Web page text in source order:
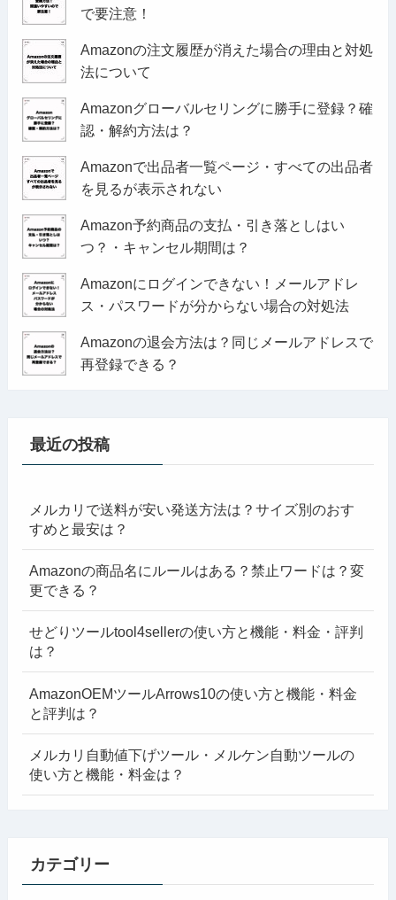
で要注意！
Amazonの注文履歴が消えた場合の理由と対処
法について
Amazonグローバルセリングに勝手に登録？確
認・解約方法は？
Amazonで出品者一覧ページ・すべての出品者
を見るが表示されない
Amazon予約商品の支払・引き落としはい
つ？・キャンセル期間は？
Amazonにログインできない！メールアドレ
ス・パスワードが分からない場合の対処法
Amazonの退会方法は？同じメールアドレスで
再登録できる？
最近の投稿
メルカリで送料が安い発送方法は？サイズ別のおす
すめと最安は？
Amazonの商品名にルールはある？禁止ワードは？変
更できる？
せどりツールtool4sellerの使い方と機能・料金・評判
は？
AmazonOEMツールArrows10の使い方と機能・料金
と評判は？
メルカリ自動値下げツール・メルケン自動ツールの
使い方と機能・料金は？
カテゴリー